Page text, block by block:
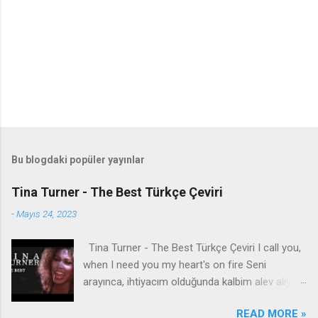
Bu blogdaki popüler yayınlar
Tina Turner - The Best Türkçe Çeviri
-Mayıs 24, 2023
Tina Turner - The Best Türkçe Çeviri I call you,
when I need you my heart's on fire Seni
arayınca, ihtiyacım olduğunda kalbim alev alıyor
READ MORE »